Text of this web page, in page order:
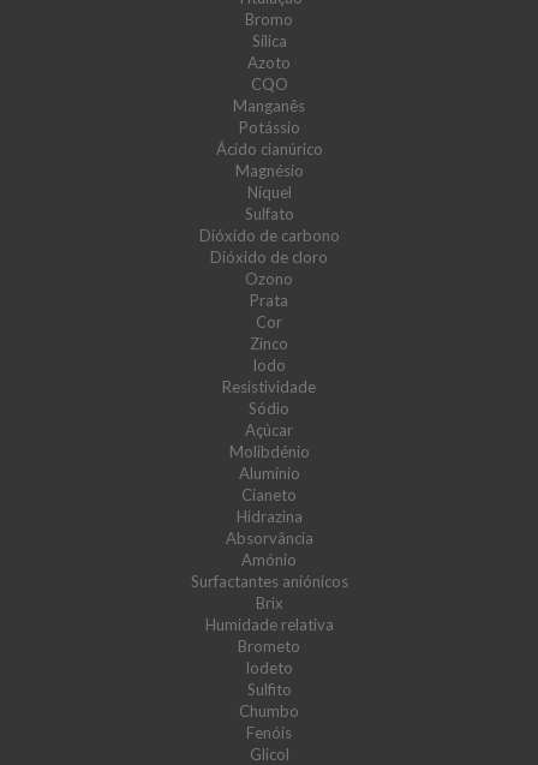
Bromo
Sílica
Azoto
CQO
Manganês
Potássio
Ácido cianúrico
Magnésio
Níquel
Sulfato
Dióxido de carbono
Dióxido de cloro
Ozono
Prata
Cor
Zinco
Iodo
Resistividade
Sódio
Açúcar
Molibdénio
Alumínio
Cianeto
Hidrazina
Absorvância
Amónio
Surfactantes aniónicos
Brix
Humidade relativa
Brometo
Iodeto
Sulfito
Chumbo
Fenóis
Glicol